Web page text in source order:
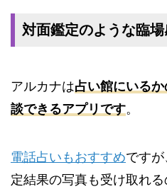
対面鑑定のような臨
アルカナは占い館にいる
談できるアプリです。
電話占いもおすすめです
定結果の写真も受け取れる